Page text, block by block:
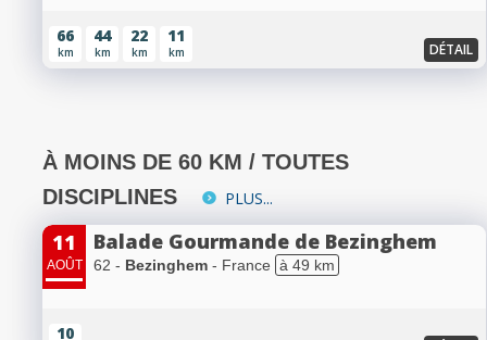
66
km
44
km
22
km
11
km DÉTAIL
À MOINS DE 60 KM / TOUTES
DISCIPLINES
PLUS...
11
AOÛT
Balade Gourmande de Bezinghem
62 - Bezinghem - France à 49 km
10